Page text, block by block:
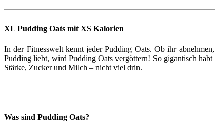
XL Pudding Oats mit XS Kalorien
In der Fitnesswelt kennt jeder Pudding Oats. Ob ihr
Pudding liebt, wird Pudding Oats vergöttern! So gigantisch
Stärke, Zucker und Milch – nicht viel drin.
Was sind Pudding Oats?